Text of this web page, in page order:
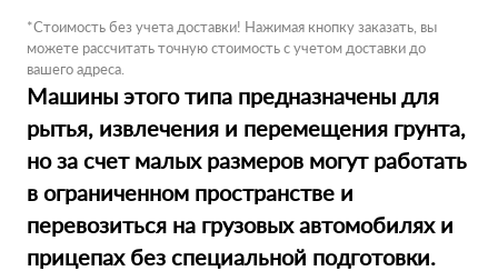
*Стоимость без учета доставки! Нажимая кнопку заказать, вы
можете рассчитать точную стоимость с учетом доставки до
вашего адреса.
Машины этого типа предназначены для
рытья, извлечения и перемещения грунта,
но за счет малых размеров могут работать
в ограниченном пространстве и
перевозиться на грузовых автомобилях и
прицепах без специальной подготовки.